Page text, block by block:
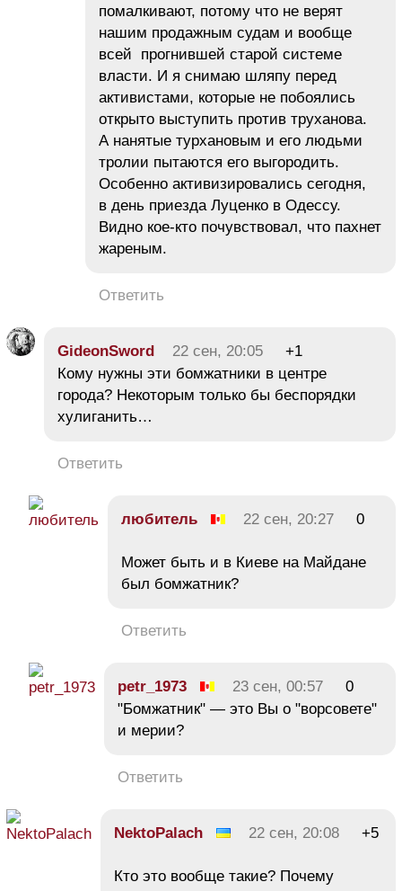
помалкивают, потому что не верят
нашим продажным судам и вообще
всей прогнившей старой системе
власти. И я снимаю шляпу перед
активистами, которые не побоялись
открыто выступить против труханова.
А нанятые турхановым и его людьми
тролии пытаются его выгородить.
Особенно активизировались сегодня,
в день приезда Луценко в Одессу.
Видно кое-кто почувствовал, что пахнет
жареным.
Ответить
GideonSword 22 сен, 20:05
+1
Кому нужны эти бомжатники в центре
города? Некоторым только бы беспорядки
хулиганить…
Ответить
любитель 22 сен, 20:27 0
Может быть и в Киеве на Майдане
был бомжатник?
Ответить
petr_1973 23 сен, 00:57
0
"Бомжатник" — это Вы о "ворсовете"
и мерии?
Ответить
NektoPalach 22 сен, 20:08 +5
Кто это вообще такие? Почему